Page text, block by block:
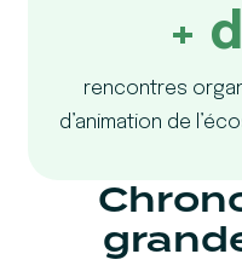
+
rencontres
d’animation de